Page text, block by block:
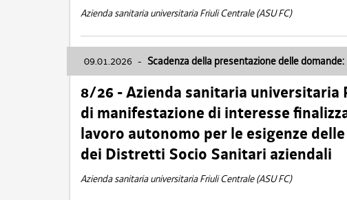
Azienda sanitaria universitaria Friuli Centrale (ASU FC)
09.01.2026 - Scadenza della presentazione delle
8/26 - Azienda sanitaria universitaria
di manifestazione di interesse
lavoro autonomo per le esigenze
dei Distretti Socio Sanitari aziendali
Azienda sanitaria universitaria Friuli Centrale (ASU FC)